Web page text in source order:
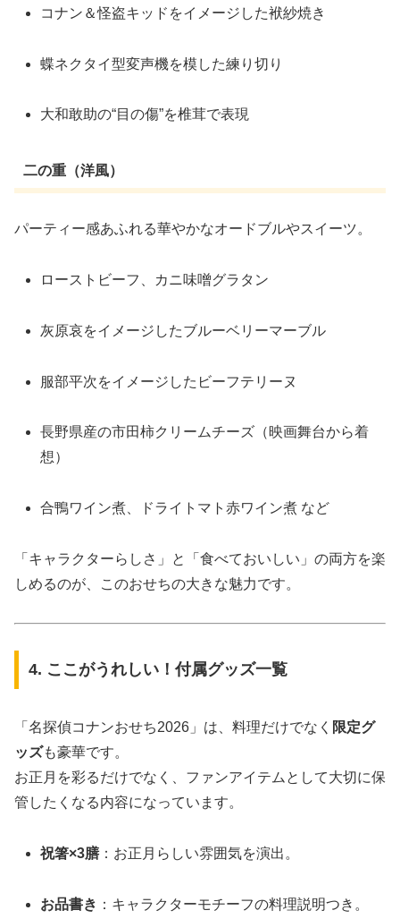
コナン＆怪盗キッドをイメージした袱紗焼き
蝶ネクタイ型変声機を模した練り切り
大和敢助の“目の傷”を椎茸で表現
二の重（洋風）
パーティー感あふれる華やかなオードブルやスイーツ。
ローストビーフ、カニ味噌グラタン
灰原哀をイメージしたブルーベリーマーブル
服部平次をイメージしたビーフテリーヌ
長野県産の市田柿クリームチーズ（映画舞台から着
想）
合鴨ワイン煮、ドライトマト赤ワイン煮 など
「キャラクターらしさ」と「食べておいしい」の両方を楽
しめるのが、このおせちの大きな魅力です。
4. ここがうれしい！付属グッズ一覧
「名探偵コナンおせち2026」は、料理だけでなく 限定グ
ッズも豪華です。
お正月を彩るだけでなく、ファンアイテムとして大切に保
管したくなる内容になっています。
祝箸×3膳：お正月らしい雰囲気を演出。
お品書き ：キャラクターモチーフの料理説明つき。